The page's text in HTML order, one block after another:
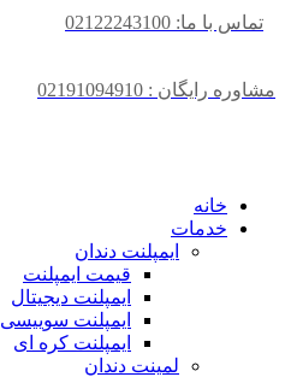
تماس با ما: 02122243100
مشاوره رایگان : 02191094910
خانه
خدمات
ایمپلنت دندان
قیمت ایمپلنت
ایمپلنت دیجیتال
ایمپلنت سوییسی
ایمپلنت کره ای
لمینت دندان